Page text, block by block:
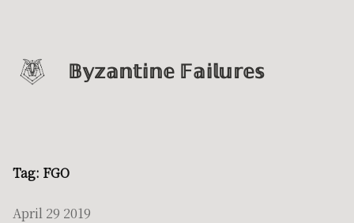
𝔹𝕪𝕫𝕒𝕟𝕥𝕚𝕟𝕖 𝔽𝕒𝕚𝕝𝕦𝕣𝕖𝕤
Tag: FGO
April 29 2019